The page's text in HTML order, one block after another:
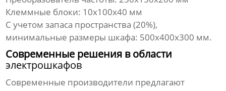
Клеммные блоки: 10x100x40 мм
С учетом запаса пространства (20%),
минимальные размеры шкафа: 500x400x300 мм.
Современные решения в области
электрошкафов
Современные производители предлагают